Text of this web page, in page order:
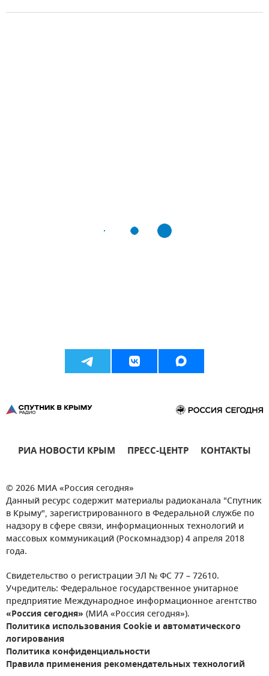
РИА НОВОСТИ КРЫМ ПРЕСС-ЦЕНТР КОНТАКТЫ
© 2026 МИА «Россия сегодня»
Данный ресурс содержит материалы радиоканала "Спутник
в Крыму", зарегистрированного в Федеральной службе по
надзору в сфере связи, информационных технологий и
массовых коммуникаций (Роскомнадзор) 4 апреля 2018
года.
Свидетельство о регистрации ЭЛ № ФС 77 – 72610.
Учредитель: Федеральное государственное унитарное
предприятие Международное информационное агентство
«Россия сегодня» (МИА «Россия сегодня»).
Политика использования Cookie и автоматического
логирования
Политика конфиденциальности
Правила применения рекомендательных технологий